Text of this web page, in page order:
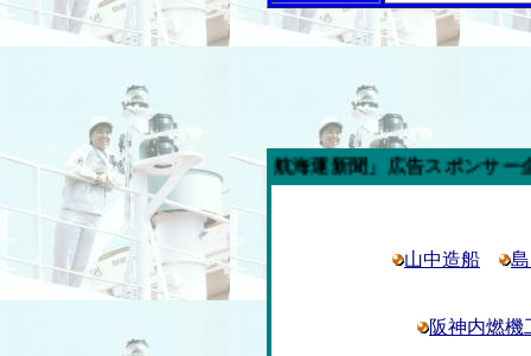
今週の「内航海運新聞」広告スポンサー企業
山中造船
阪神内燃機